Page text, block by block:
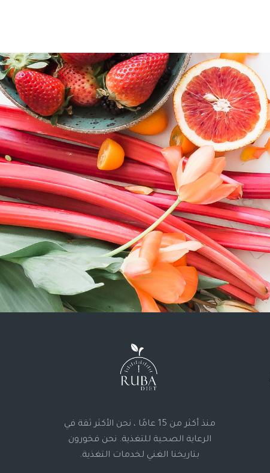
منذ أكثر من 15 عامًا ، نحن الأكثر ثقة في
الرعاية الصحية للتغذية. نحن فخورون
بتاريخنا الغني لخدمات التغذية.